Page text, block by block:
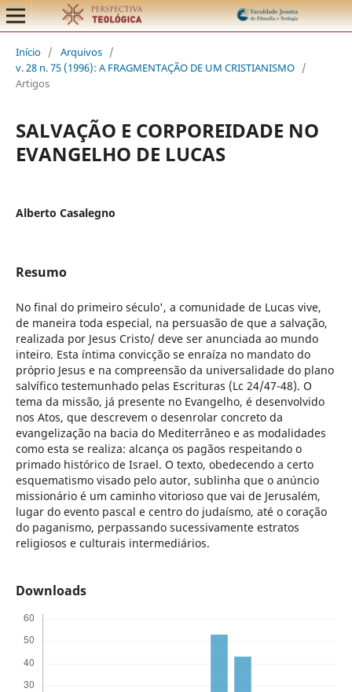
Início / Arquivos /
v. 28 n. 75 (1996): A FRAGMENTAÇÃO DE UM CRISTIANISMO /
Artigos
SALVAÇÃO E CORPOREIDADE NO
EVANGELHO DE LUCAS
Alberto Casalegno
Resumo
No final do primeiro século', a comunidade de Lucas vive,
de maneira toda especial, na persuasão de que a salvação,
realizada por Jesus Cristo/ deve ser anunciada ao mundo
inteiro. Esta íntima convicção se enraíza no mandato do
próprio Jesus e na compreensão da universalidade do plano
salvífico testemunhado pelas Escrituras (Lc 24/47-48). O
tema da missão, já presente no Evangelho, é desenvolvido
nos Atos, que descrevem o desenrolar concreto da
evangelização na bacia do Mediterrâneo e as modalidades
como esta se realiza: alcança os pagãos respeitando o
primado histórico de Israel. O texto, obedecendo a certo
esquematismo visado pelo autor, sublinha que o anúncio
missionário é um caminho vitorioso que vai de Jerusalém,
lugar do evento pascal e centro do judaísmo, até o coração
do paganismo, perpassando sucessivamente estratos
religiosos e culturais intermediários.
Downloads